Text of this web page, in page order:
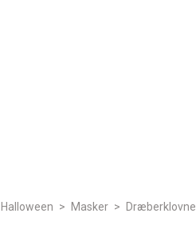
Halloween > Masker > Dræberklovne